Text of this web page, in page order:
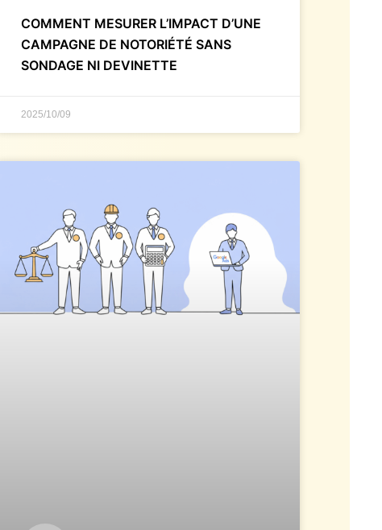
COMMENT MESURER L’IMPACT D’UNE
CAMPAGNE DE NOTORIÉTÉ SANS
SONDAGE NI DEVINETTE
2025/10/09